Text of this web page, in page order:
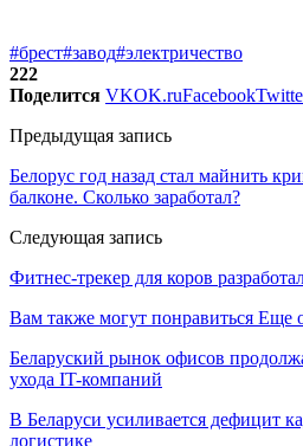
#брест#завод#электричество
222
Поделится VKOK.ruFacebook
Предыдущая запись
Белорус год назад стал майнить
балконе. Сколько заработал?
Следующая запись
Фитнес-трекер для коров
Вам также могут понравиться Еще
Беларуский рынок офисов
ухода IT-компаний
В Беларуси усиливается дефицит
логистике